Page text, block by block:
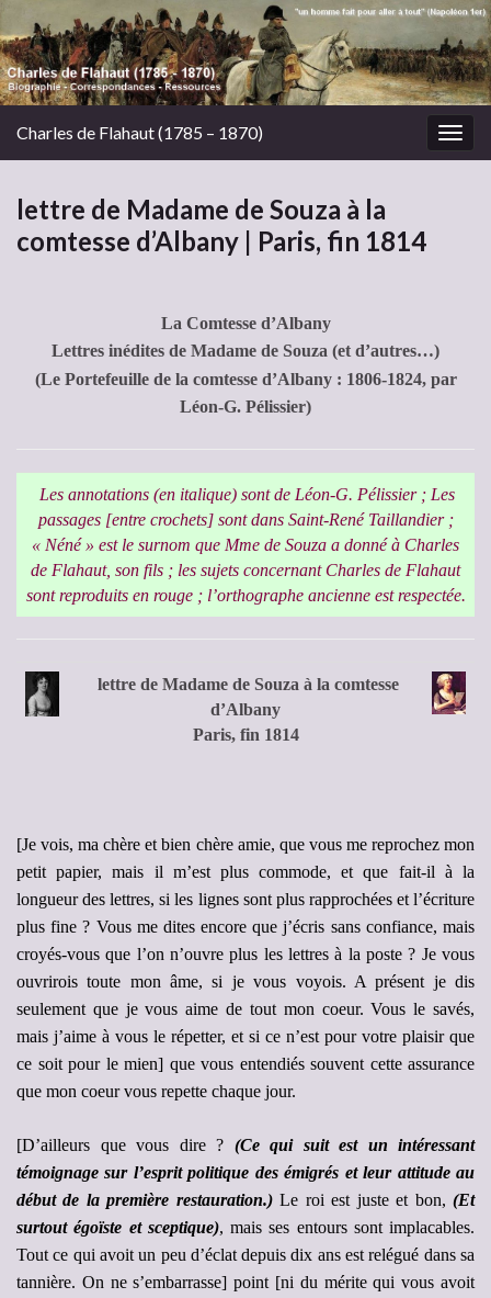
Charles de Flahaut (1785 – 1870)
lettre de Madame de Souza à la
comtesse d’Albany | Paris, fin 1814
La Comtesse d’Albany
Lettres inédites de Madame de Souza (et d’autres…)
(Le Portefeuille de la comtesse d’Albany : 1806-1824, par
Léon-G. Pélissier)
Les annotations (en italique) sont de Léon-G. Pélissier ; Les
passages [entre crochets] sont dans Saint-René Taillandier ;
« Néné » est le surnom que Mme de Souza a donné à Charles
de Flahaut, son fils ; les sujets concernant Charles de Flahaut
sont reproduits en rouge ; l’orthographe ancienne est respectée.
lettre de Madame de Souza à la comtesse
d’Albany
Paris, fin 1814
[Je vois, ma chère et bien chère amie, que vous me reprochez mon
petit papier, mais il m’est plus commode, et que fait-il à la
longueur des lettres, si les lignes sont plus rapprochées et l’écriture
plus fine ? Vous me dites encore que j’écris sans confiance, mais
croyés-vous que l’on n’ouvre plus les lettres à la poste ? Je vous
ouvrirois toute mon âme, si je vous voyois. A présent je dis
seulement que je vous aime de tout mon coeur. Vous le savés,
mais j’aime à vous le répetter, et si ce n’est pour votre plaisir que
ce soit pour le mien] que vous entendiés souvent cette assurance
que mon coeur vous repette chaque jour.
[D’ailleurs que vous dire ? (Ce qui suit est un intéressant
témoignage sur l’esprit politique des émigrés et leur attitude au
début de la première restauration.)Le roi est juste et bon,(Et
surtout égoïste et sceptique), mais ses entours sont implacables.
Tout ce qui avoit un peu d’éclat depuis dix ans est relégué dans sa
tannière. On ne s’embarrasse] point [ni du mérite qui vous avoit